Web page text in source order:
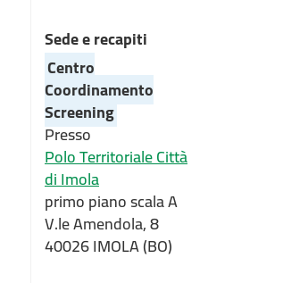
Sede e recapiti
Centro
Coordinamento
Screening
Presso
Polo Territoriale Città
di Imola
primo piano scala A
V.le Amendola, 8
40026 IMOLA (BO)